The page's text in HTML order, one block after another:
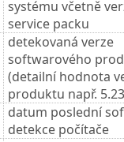
systému včetně
service packu
detekovaná verze
softwarového
(detailní hodnota
produktu např.
datum poslední
detekce počítače